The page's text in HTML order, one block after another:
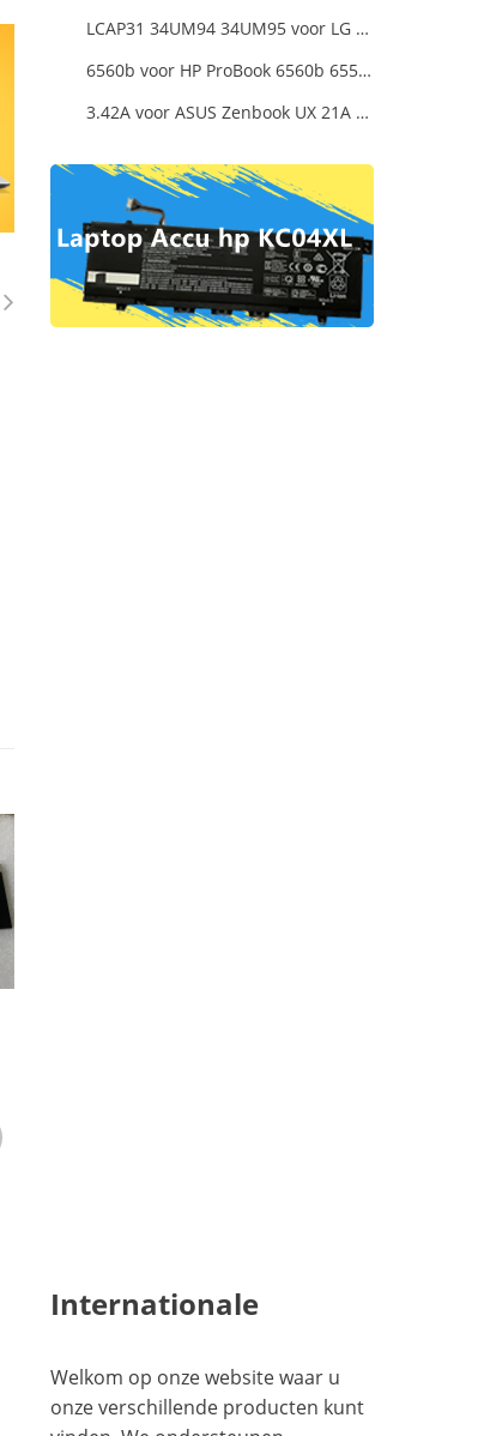
LCAP31 34UM94 34UM95 voor LG 34-Inch Ultra Wide QHD Monitor LED
6560b voor HP ProBook 6560b 6555b 6550b 90W Smart AC Power Adapter Laptop
3.42A voor ASUS Zenbook UX 21A UX31A UX32A UX32VD Series Ultrabook Models
Internationale
Welkom op onze website waar u
onze verschillende producten kunt